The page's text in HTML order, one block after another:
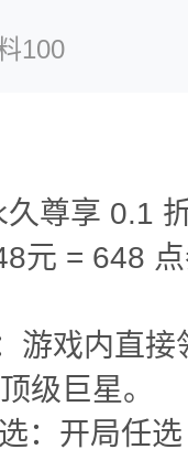
100
尊享 0.1
元 = 648
游戏内直接
级巨星。
：开局任